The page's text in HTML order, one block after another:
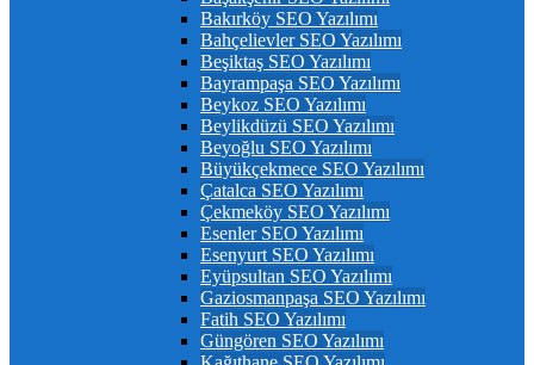
Bakırköy SEO Yazılımı
Bahçelievler SEO Yazılımı
Beşiktaş SEO Yazılımı
Bayrampaşa SEO Yazılımı
Beykoz SEO Yazılımı
Beylikdüzü SEO Yazılımı
Beyoğlu SEO Yazılımı
Büyükçekmece SEO Yazılımı
Çatalca SEO Yazılımı
Çekmeköy SEO Yazılımı
Esenler SEO Yazılımı
Esenyurt SEO Yazılımı
Eyüpsultan SEO Yazılımı
Gaziosmanpaşa SEO Yazılımı
Fatih SEO Yazılımı
Güngören SEO Yazılımı